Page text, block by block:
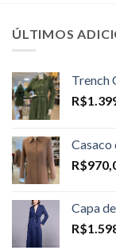
ÚLTIMOS
Trench
R$
Casaco
R$
Capa
R$